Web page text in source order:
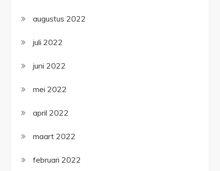
augustus 2022
juli 2022
juni 2022
mei 2022
april 2022
maart 2022
februari 2022